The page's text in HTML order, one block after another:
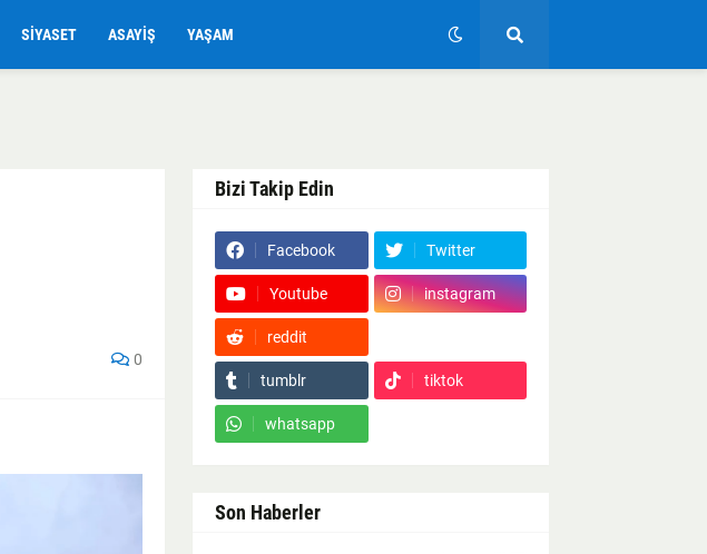
SIYASET ASAYIŞ YAŞAM
0
Bizi Takip Edin
Facebook Twitter
Youtube instagram
reddit
tumblr tiktok
whatsapp
Son Haberler